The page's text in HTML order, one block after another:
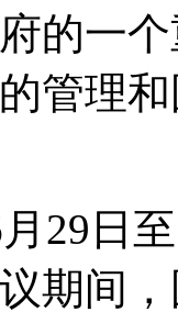
的一
管理
29日
期间